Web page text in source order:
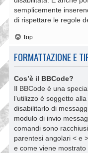
semplicemente
di rispettare le regole
Top
FORMATTAZIONE E
Cos’è il BBCode?
Il BBCode è una
l’utilizzo è soggetto
disabilitarlo di
modulo di invio
comandi sono
parentesi angolari < e
e come viene